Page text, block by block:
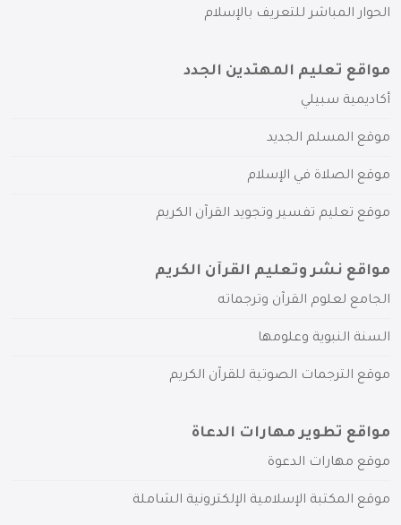
الحوار المباشر للتعريف بالإسلام
مواقع تعليم المهتدين الجدد
أكاديمية سبيلي
موقع المسلم الجديد
موقع الصلاة في الإسلام
موقع تعليم تفسير وتجويد القرآن الكريم
مواقع نشر وتعليم القرآن الكريم
الجامع لعلوم القرآن وترجماته
السنة النبوية وعلومها
موقع الترجمات الصوتية للقرآن الكريم
مواقع تطوير مهارات الدعاة
موقع مهارات الدعوة
موقع المكتبة الإسلامية الإلكترونية الشاملة